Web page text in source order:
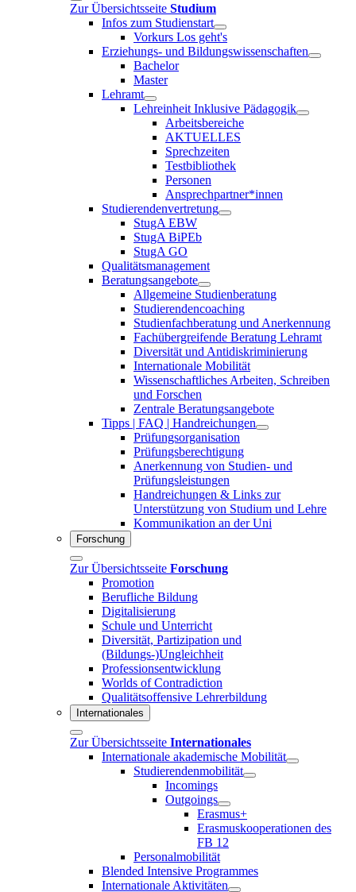
Zur Übersichtsseite Studium
Infos zum Studienstart
Vorkurs Los geht's
Erziehungs- und Bildungswissenschaften
Bachelor
Master
Lehramt
Lehreinheit Inklusive Pädagogik
Arbeitsbereiche
AKTUELLES
Sprechzeiten
Testbibliothek
Personen
Ansprechpartner*innen
Studierendenvertretung
StugA EBW
StugA BiPEb
StugA GO
Qualitätsmanagement
Beratungsangebote
Allgemeine Studienberatung
Studierendencoaching
Studienfachberatung und Anerkennung
Fachübergreifende Beratung Lehramt
Diversität und Antidiskriminierung
Internationale Mobilität
Wissenschaftliches Arbeiten, Schreiben
und Forschen
Zentrale Beratungsangebote
Tipps | FAQ | Handreichungen
Prüfungsorganisation
Prüfungsberechtigung
Anerkennung von Studien- und
Prüfungsleistungen
Handreichungen & Links zur
Unterstützung von Studium und Lehre
Kommunikation an der Uni
Forschung
Zur Übersichtsseite Forschung
Promotion
Berufliche Bildung
Digitalisierung
Schule und Unterricht
Diversität, Partizipation und
(Bildungs-)Ungleichheit
Professionsentwicklung
Worlds of Contradiction
Qualitätsoffensive Lehrerbildung
Internationales
Zur Übersichtsseite Internationales
Internationale akademische Mobilität
Studierendenmobilität
Incomings
Outgoings
Erasmus+
Erasmuskooperationen des
FB 12
Personalmobilität
Blended Intensive Programmes
Internationale Aktivitäten